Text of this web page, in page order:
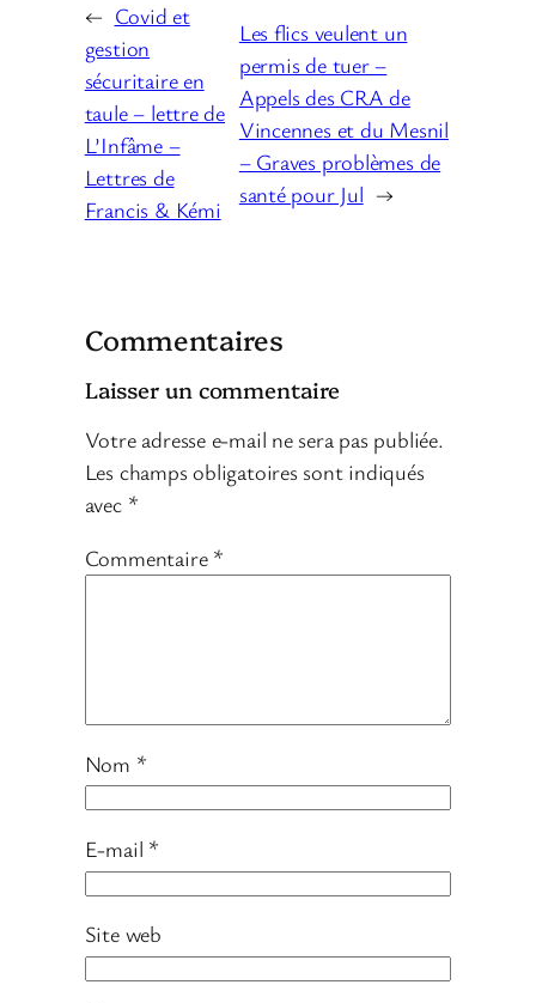
← Covid et
gestion
sécuritaire en
taule – lettre de
L’Infâme –
Lettres de
Francis & Kémi
Les flics veulent un
permis de tuer –
Appels des CRA de
Vincennes et du Mesnil
– Graves problèmes de
santé pour Jul →
Commentaires
Laisser un commentaire
Votre adresse e-mail ne sera pas publiée.
Les champs obligatoires sont indiqués
avec *
Commentaire *
Nom *
E-mail *
Site web